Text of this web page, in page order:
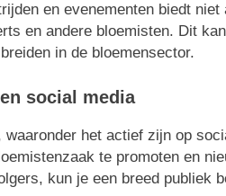
en evenementen biedt
en andere bloemisten. Dit
in de bloemensector.
social media
waaronder het actief zijn op
te promoten en
kun je een breed publiek